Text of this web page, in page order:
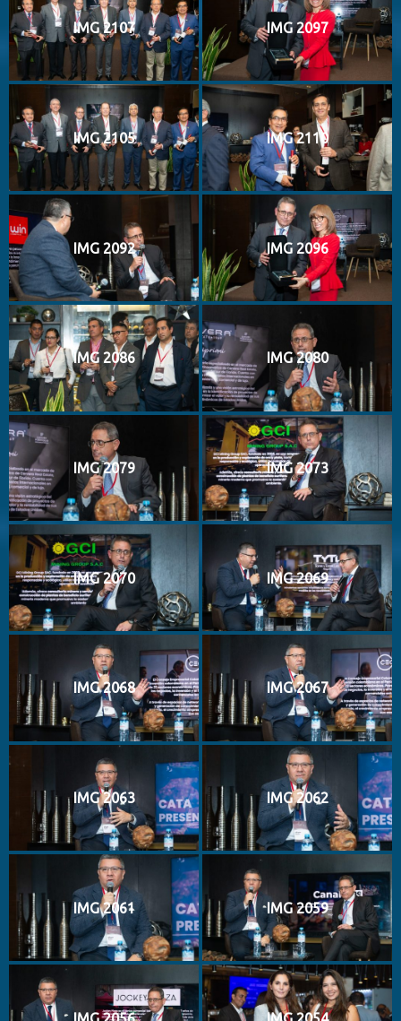
IMG 2107 IMG 2097
IMG 2105 IMG 2110
IMG 2092 IMG 2096
IMG 2086 IMG 2080
IMG 2079 IMG 2073
IMG 2070 IMG 2069
IMG 2068 IMG 2067
IMG 2063 IMG 2062
IMG 2061 IMG 2059